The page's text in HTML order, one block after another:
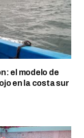
el modelo de
en la costa sur